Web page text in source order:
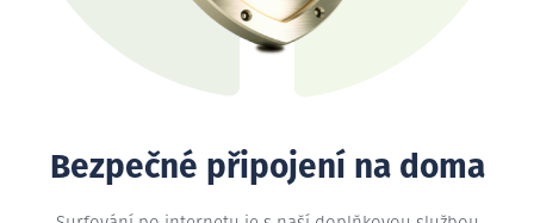
Bezpečné připojení na doma